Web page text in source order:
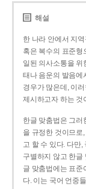
해설
한 나라 안에서 지
혹은 복수의 표준형
일된 의사소통을 위
태나 음운의 발음에
경우가 많은데, 이
제시하고자 하는 것
한글 맞춤법은 그러
을 규정한 것이므로
고 할 수 있다. 다만,
구별하지 않고 한글
글 맞춤법에는 표준
다. 이는 국어 언중